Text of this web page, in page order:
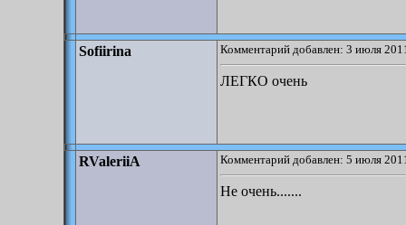
Sofiirina Комментарий добавлен: 3 июля
ЛЕГКО очень
RValeriiA Комментарий добавлен: 5 июля
Не очень.......